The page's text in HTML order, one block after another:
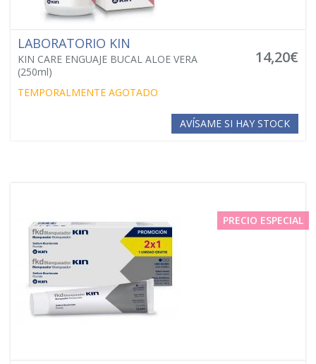
LABORATORIO KIN
KIN CARE ENGUAJE BUCAL ALOE VERA
(250ml)
14,20€
TEMPORALMENTE AGOTADO
AVÍSAME SI HAY STOCK
PRECIO ESPECIAL